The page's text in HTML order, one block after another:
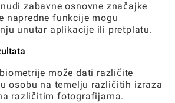
zabavne osnovne značajke
napredne funkcije mogu
unutar aplikacije ili pretplatu.
može dati različite
osobu na temelju različitih izraza
različitim fotografijama.